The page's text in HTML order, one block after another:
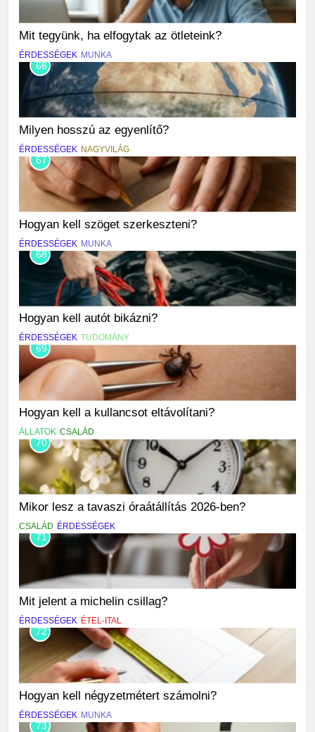
Mit tegyünk, ha elfogytak az ötleteink?
ÉRDESSÉGEK MUNKA
66
Milyen hosszú az egyenlítő?
ÉRDESSÉGEK NAGYVILÁG
67
Hogyan kell szöget szerkeszteni?
ÉRDESSÉGEK MUNKA
68
Hogyan kell autót bikázni?
ÉRDESSÉGEK TUDOMÁNY
69
Hogyan kell a kullancsot eltávolítani?
ÁLLATOK CSALÁD
70
Mikor lesz a tavaszi óraátállítás 2026-ben?
CSALÁD ÉRDESSÉGEK
71
Mit jelent a michelin csillag?
ÉRDESSÉGEK ÉTEL-ITAL
72
Hogyan kell négyzetmétert számolni?
ÉRDESSÉGEK MUNKA
73